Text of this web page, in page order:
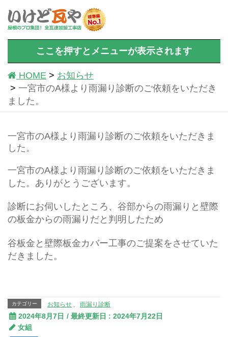
ここを押すとメニューが表示されます
HOME
お知らせ
一宮市のA様より雨漏り診断のご依頼をいただき
ました。
一宮市のA様より雨漏り診断のご依頼をいただきま
した。
一宮市のA様より雨漏り診断のご依頼をいただきま
した。ありがとうございます。
診断にお伺いしたところ、谷部からの雨漏りと壁際
の板金からの雨漏りだと判明したため
谷板金と壁際板金カバー工事のご提案をさせていた
だきました。
カテゴリー お知らせ 雨漏り診断
2024年8月7日 / 最終更新日 : 2024年7月22日
女組